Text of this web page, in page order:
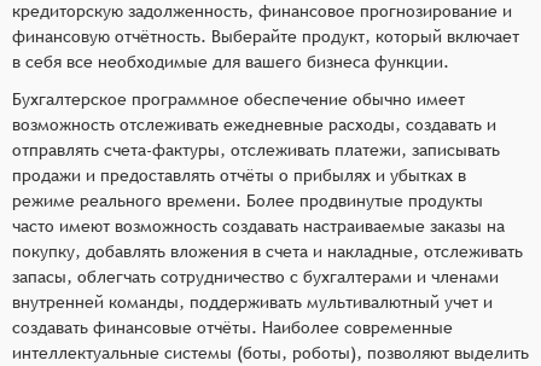
кредиторскую задолженность, финансовое прогнозирование и
финансовую отчётность. Выберайте продукт, который включает
в себя все необходимые для вашего бизнеса функции.
Бухгалтерское программное обеспечение обычно имеет
возможность отслеживать ежедневные расходы, создавать и
отправлять счета-фактуры, отслеживать платежи, записывать
продажи и предоставлять отчёты о прибылях и убытках в
режиме реального времени. Более продвинутые продукты
часто имеют возможность создавать настраиваемые заказы на
покупку, добавлять вложения в счета и накладные, отслеживать
запасы, облегчать сотрудничество с бухгалтерами и членами
внутренней команды, поддерживать мультивалютный учет и
создавать финансовые отчёты. Наиболее современные
интеллектуальные системы (боты, роботы), позволяют выделить